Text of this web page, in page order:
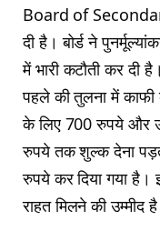
Board of
दी है। बोर्ड ने
में भारी कटौती कर दी
पहले की तुलना में
के लिए 700 रुपये और
रुपये तक शुल्क देना
रुपये कर दिया गया है।
राहत मिलने की उम्मीद